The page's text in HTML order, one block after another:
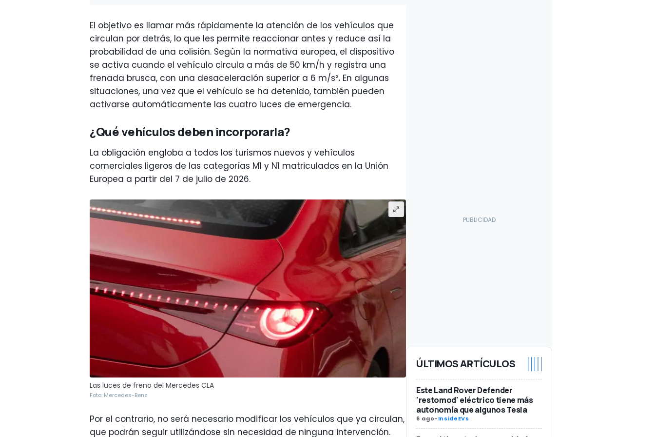
El objetivo es llamar más rápidamente la atención de los vehículos que
circulan por detrás, lo que les permite reaccionar antes y reduce así la
probabilidad de una colisión. Según la normativa europea, el dispositivo
se activa cuando el vehículo circula a más de 50 km/h y registra una
frenada brusca, con una desaceleración superior a 6 m/s². En algunas
situaciones, una vez que el vehículo se ha detenido, también pueden
activarse automáticamente las cuatro luces de emergencia.
¿Qué vehículos deben incorporarla?
La obligación engloba a todos los turismos nuevos y vehículos
comerciales ligeros de las categorías M1 y N1 matriculados en la Unión
Europea a partir del 7 de julio de 2026.
Las luces de freno del Mercedes CLA
Foto: Mercedes-Benz
Por el contrario, no será necesario modificar los vehículos que ya circulan,
que podrán seguir utilizándose sin necesidad de ninguna intervención.
ÚLTIMOS ARTÍCULOS
Este Land Rover Defender
'restomod' eléctrico tiene más
autonomía que algunos Tesla
6 ago-InsideEVs